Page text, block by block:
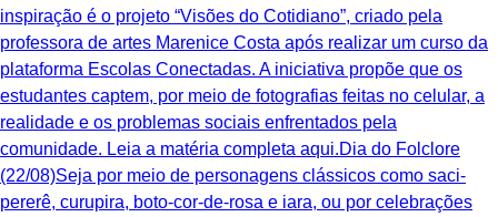
inspiração é o projeto “Visões do Cotidiano”, criado pela
professora de artes Marenice Costa após realizar um curso da
plataforma Escolas Conectadas. A iniciativa propõe que os
estudantes captem, por meio de fotografias feitas no celular, a
realidade e os problemas sociais enfrentados pela
comunidade. Leia a matéria completa aqui.Dia do Folclore
(22/08)Seja por meio de personagens clássicos como saci-
pererê, curupira, boto-cor-de-rosa e iara, ou por celebrações